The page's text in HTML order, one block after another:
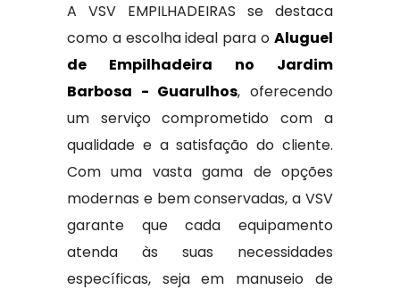
A VSV EMPILHADEIRAS se destaca
como a escolha ideal para oAluguel
de Empilhadeira no Jardim
Barbosa - Guarulhos, oferecendo
um serviço comprometido com a
qualidade e a satisfação do cliente.
Com uma vasta gama de opções
modernas e bem conservadas, a VSV
garante que cada equipamento
atenda às suas necessidades
específicas, seja em manuseio de